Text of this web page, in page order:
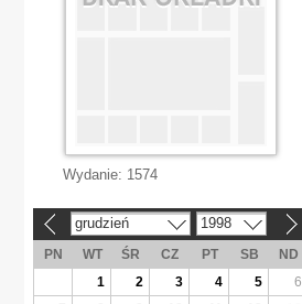
Wydanie: 1574
grudzień 1998
PN WT ŚR CZ PT SB
ND
1
2 3 4 5
6